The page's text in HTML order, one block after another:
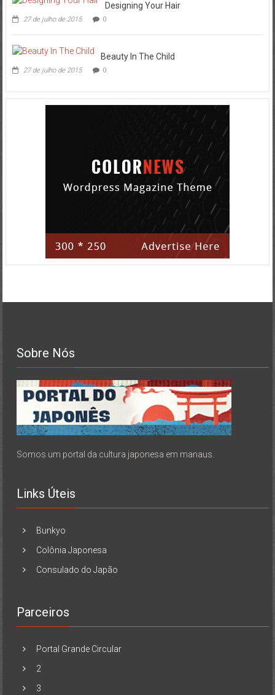
Designing Your Hair
27 de julho de 2015 0
Beauty In The Child
27 de julho de 2015 0
Sobre Nós
Somos um portal da cultura japonesa em manaus.
Links Úteis
Bunkyo
Colônia Japonesa
Consulado do Japão
Parceiros
Portal Grande Circular
2
3